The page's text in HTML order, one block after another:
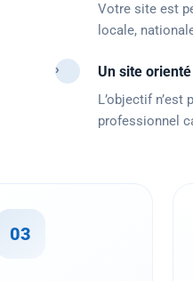
Votre site est
locale,
› Un site
L’objectif n’est
professionnel
03